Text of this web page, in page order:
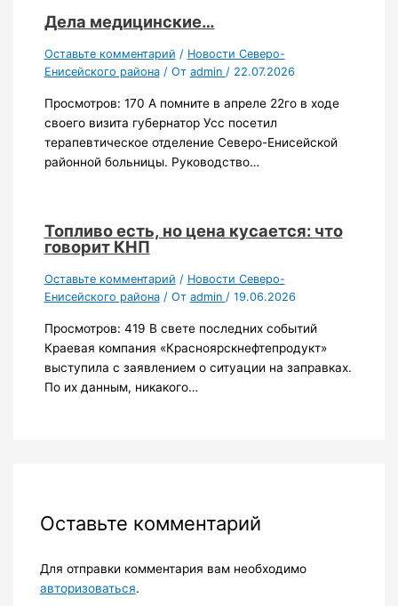
Дела медицинские…
Оставьте комментарий / Новости Северо-
Енисейского района/ От admin / 22.07.2026
Просмотров: 170 А помните в апреле 22го в ходе
своего визита губернатор Усс посетил
терапевтическое отделение Северо-Енисейской
районной больницы. Руководство…
Топливо есть, но цена кусается: что
говорит КНП
Оставьте комментарий / Новости Северо-
Енисейского района/ От admin / 19.06.2026
Просмотров: 419 В свете последних событий
Краевая компания «Красноярскнефтепродукт»
выступила с заявлением о ситуации на заправках.
По их данным, никакого…
Оставьте комментарий
Для отправки комментария вам необходимо
авторизоваться.